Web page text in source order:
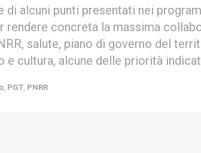
di alcuni punti presentati nei
rendere concreta la massima
salute, piano di governo del
e cultura, alcune delle priorità
PGT PNRR